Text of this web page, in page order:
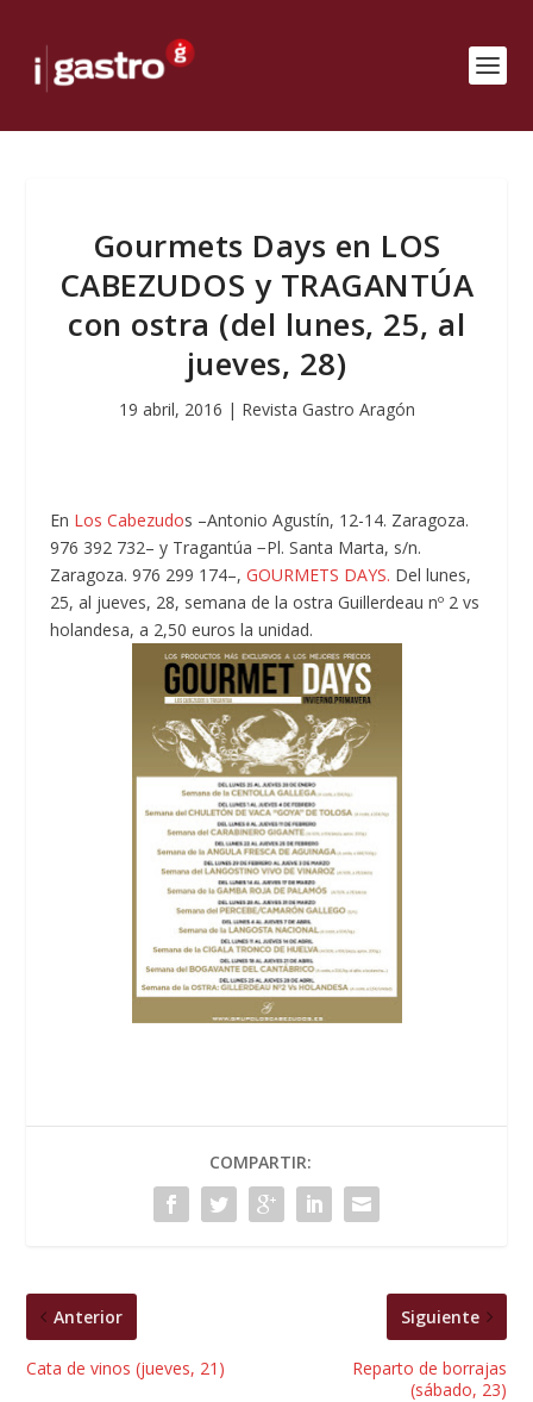
Gourmets Days en LOS
CABEZUDOS y TRAGANTÚA
con ostra (del lunes, 25, al
jueves, 28)
19 abril, 2016 | Revista Gastro Aragón
En Los Cabezudos –Antonio Agustín, 12-14. Zaragoza.
976 392 732– y Tragantúa −Pl. Santa Marta, s/n.
Zaragoza. 976 299 174–,GOURMETS DAYS. Del lunes,
25, al jueves, 28, semana de la ostra Guillerdeau nº 2 vs
holandesa, a 2,50 euros la unidad.
COMPARTIR:
Anterior
Cata de vinos (jueves, 21)
Siguiente
Reparto de borrajas
(sábado, 23)